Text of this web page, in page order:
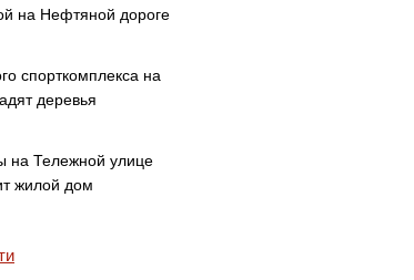
на Нефтяной дороге
спорткомплекса на
деревья
на Тележной улице
жилой дом